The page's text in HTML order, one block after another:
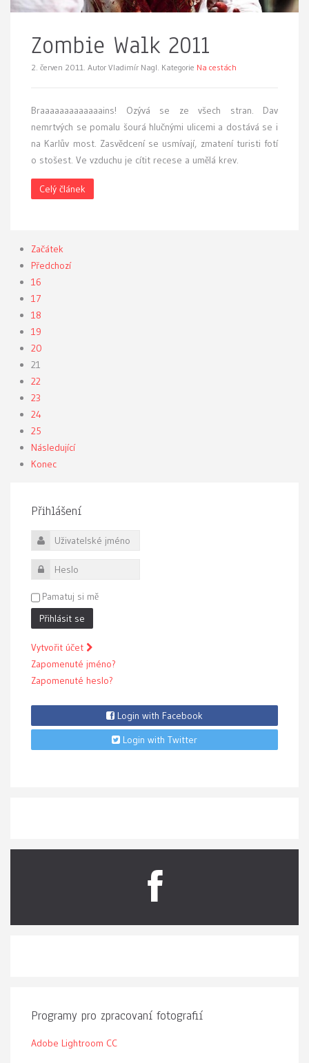
Zombie Walk 2011
2. červen 2011. Autor Vladimír Nagl. Kategorie Na cestách
Braaaaaaaaaaaaains! Ozývá se ze všech stran. Dav
nemrtvých se pomalu šourá hlučnými ulicemi a dostává se i
na Karlův most. Zasvědcení se usmívají, zmatení turisti fotí
o stošest. Ve vzduchu je cítit recese a umělá krev.
Celý článek
Začátek
Předchozí
16
17
18
19
20
21
22
23
24
25
Následující
Konec
Přihlášení
Uživatelské jméno
Heslo
Pamatuj si mě
Přihlásit se
Vytvořit účet
Zapomenuté jméno?
Zapomenuté heslo?
Login with Facebook
Login with Twitter
Programy pro zpracovaní fotografií
Adobe Lightroom CC